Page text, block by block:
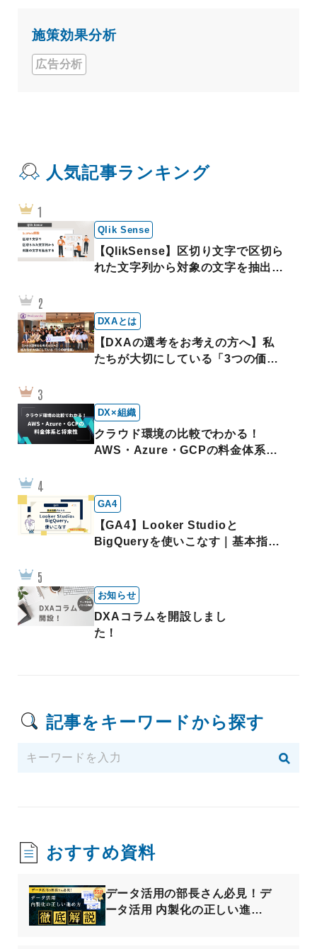
おすすめ資料
データ活用の部長さん必見！デ
ータ活用 内製化の正しい進め
方
人気記事ランキング
Qlik Sense
【QlikSense】区切り文字で区切ら
れた文字列から対象の文字を抽出す
DXAとは
【DXAの選考をお考えの方へ】私
たちが大切にしている「3つの価値
DX×組織
クラウド環境の比較でわかる！
AWS・Azure・GCPの料金体系と
GA4
【GA4】Looker Studioと
BigQueryを使いこなす｜基本指標
お知らせ
DXAコラムを開設しまし
た！
記事をキーワードから探す
施策効果分析
広告分析